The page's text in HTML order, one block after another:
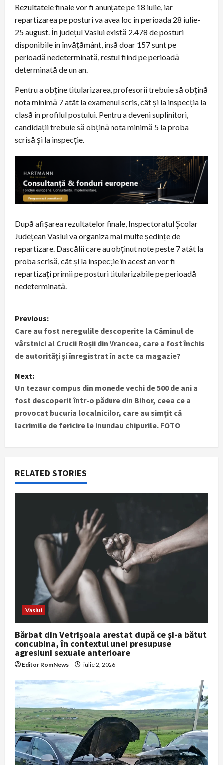
Rezultatele finale vor fi anunțate pe 18 iulie, iar
repartizarea pe posturi va avea loc în perioada 28 iulie-
25 august. În județul Vaslui există 2.478 de posturi
disponibile în învățământ, însă doar 157 sunt pe
perioadă nedeterminată, restul fiind pe perioadă
determinată de un an.
Pentru a obține titularizarea, profesorii trebuie să obțină
nota minimă 7 atât la examenul scris, cât și la inspecția la
clasă în profilul postului. Pentru a deveni suplinitori,
candidații trebuie să obțină nota minimă 5 la proba
scrisă și la inspecție.
După afișarea rezultatelor finale, Inspectoratul Școlar
Județean Vaslui va organiza mai multe ședințe de
repartizare. Dascălii care au obținut note peste 7 atât la
proba scrisă, cât și la inspecție în acest an vor fi
repartizați primii pe posturi titularizabile pe perioadă
nedeterminată.
P
o
s
t
n
a
g
Previous:
Care au fost neregulile descoperite la Căminul de
vârstnici al Crucii Roșii din Vrancea, care a fost închis
de autorități și înregistrat în acte ca magazie?
Next:
Un tezaur compus din monede vechi de 500 de ani a
fost descoperit într-o pădure din Bihor, ceea ce a
provocat bucuria localnicilor, care au simţit că
lacrimile de fericire le inundau chipurile. FOTO
RELATED STORIES
Vaslui
Bărbat din Vetrișoaia arestat după ce și-a bătut
concubina, în contextul unei presupuse
agresiuni sexuale anterioare
Editor RomNews iulie 2, 2026